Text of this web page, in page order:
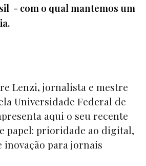
- com o qual mantemos um
Lenzi, jornalista e mestre
Universidade Federal de
aqui o seu recente
papel: prioridade ao digital,
inovação para jornais